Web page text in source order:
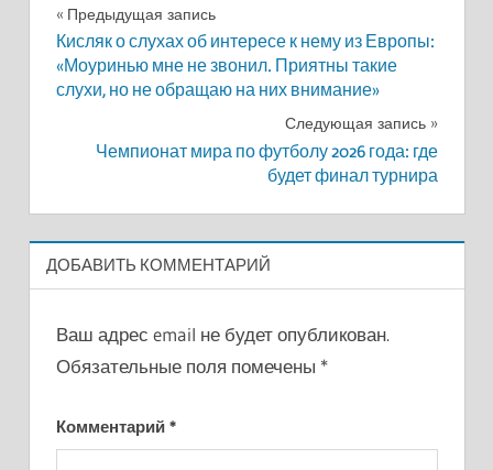
Навигация
по
записям
Предыдущая запись
Кисляк о слухах об интересе к нему из Европы:
«Моуринью мне не звонил. Приятны такие
слухи, но не обращаю на них внимание»
Следующая запись
Чемпионат мира по футболу 2026 года: где
будет финал турнира
ДОБАВИТЬ КОММЕНТАРИЙ
Ваш адрес email не будет опубликован.
Обязательные поля помечены *
Комментарий *